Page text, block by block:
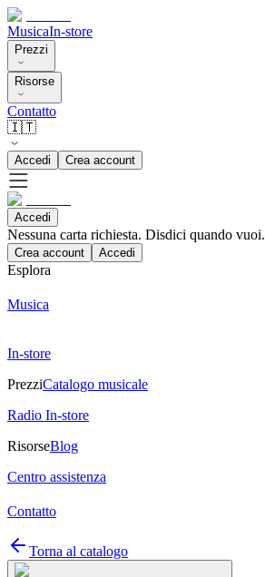
MusicaIn-store
Prezzi
Risorse
Contatto
🇮🇹
Accedi Crea account
Accedi
Nessuna carta richiesta. Disdici quando vuoi.
Crea account Accedi
Esplora
Musica
In-store
PrezziCatalogo musicale
Radio In-store
RisorseBlog
Centro assistenza
Contatto
Torna al catalogo